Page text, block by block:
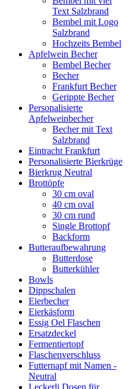
Text Salzbrand
Bembel mit Logo
Salzbrand
Hochzeits Bembel
Apfelwein Becher
Bembel Becher
Becher
Frankfurt Becher
Gerippte Becher
Personalisierte
Apfelweinbecher
Becher mit Text
Salzbrand
Eintracht Frankfurt
Personalisierte Bierkrüge
Bierkrug Neutral
Brottöpfe
30 cm oval
40 cm oval
30 cm rund
Single Brottopf
Backform
Butteraufbewahrung
Butterdose
Butterkühler
Bowls
Dippschalen
Eierbecher
Eierkäsform
Essig Oel Flaschen
Ersatzdeckel
Fermentiertopf
Flaschenverschluss
Futternapf mit Namen -
Neutral